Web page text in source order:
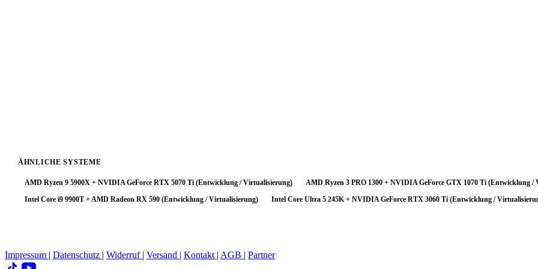
ÄHNLICHE SYSTEME
AMD Ryzen 9 5900X + NVIDIA GeForce RTX 5070 Ti (Entwicklung / Virtualisierung)
AMD Ryzen 3 PRO 1300 + NVIDIA GeForce GTX 1070 Ti (Entwicklung /
Intel Core i9 9900T + AMD Radeon RX 590 (Entwicklung / Virtualisierung)
Intel Core Ultra 5 245K + NVIDIA GeForce RTX 3060 Ti (Entwicklung /
Impressum | Datenschutz | Widerruf | Versand | Kontakt | AGB | Partner